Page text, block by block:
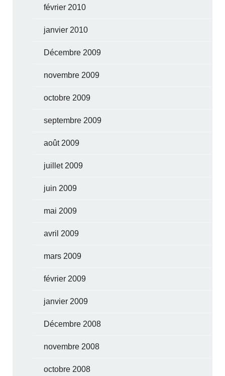
février 2010
janvier 2010
Décembre 2009
novembre 2009
octobre 2009
septembre 2009
août 2009
juillet 2009
juin 2009
mai 2009
avril 2009
mars 2009
février 2009
janvier 2009
Décembre 2008
novembre 2008
octobre 2008